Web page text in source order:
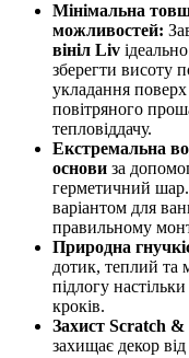
Мінімальна
можливостей:
вініл Liv
зберегти висоту
укладання поверх
повітряного
тепловіддачу.
Екстремальна
основи за
герметичний
варіантом для
правильному
Природна
дотик, теплий та
підлогу
кроків.
Захист Scratch
захищає декор